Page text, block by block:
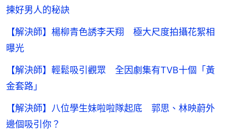
揀好男人的秘訣
【解決師】楊柳青色誘李天翔 極大尺度拍攝花絮相
曝光
【解決師】輕鬆吸引觀眾 全因劇集有TVB十個「黃
金套路」
【解決師】八位學生妹啦啦隊起底 郭思、林映蔚外
邊個吸引你？